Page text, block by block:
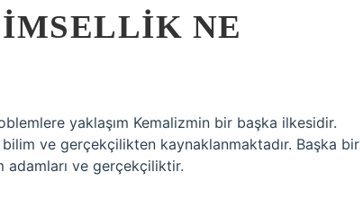
NE
yaklaşım Kemalizmin bir başka ilkesidir.
ve gerçekçilikten kaynaklanmaktadır. Başka bir
ve gerçekçiliktir.